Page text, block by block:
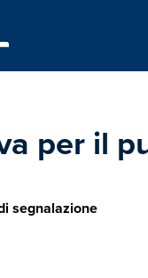
per il
segnalazione